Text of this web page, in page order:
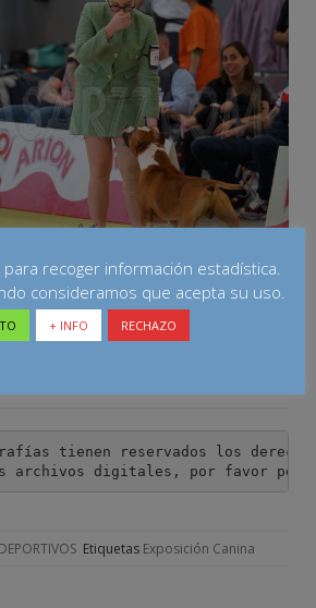
tienen reservados los
archivos digitales, por favor
Etiquetas Exposición Canina
recoger información estadística.
consideramos que acepta su uso.
+ INFO RECHAZO